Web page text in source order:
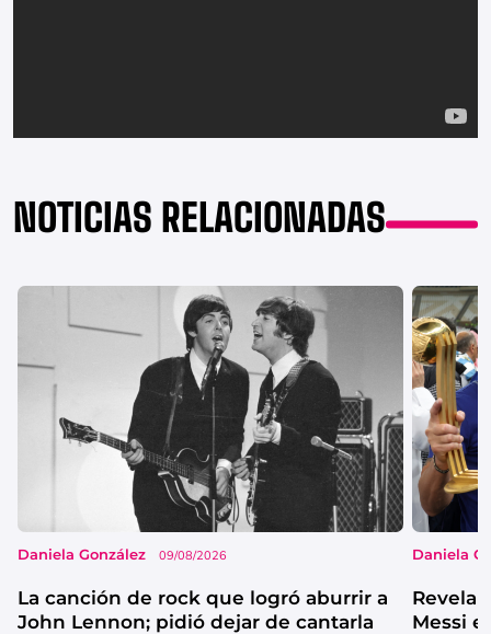
NOTICIAS RELACIONADAS
Daniela González 09/08/2026
La canción de rock que logró aburrir a
John Lennon; pidió dejar de cantarla
Daniela
Messi